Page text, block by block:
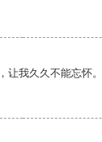
让我久久不能忘怀。